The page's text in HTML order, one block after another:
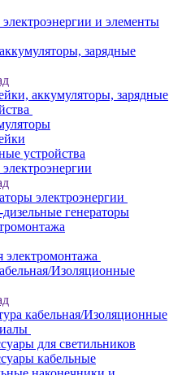
и элементы
зарядные
аккумуляторы, зарядные
устройства
электроэнергии
дизельные генераторы
электромонтажа
Изоляционные
кабельная/Изоляционные
для светильников
кабельные